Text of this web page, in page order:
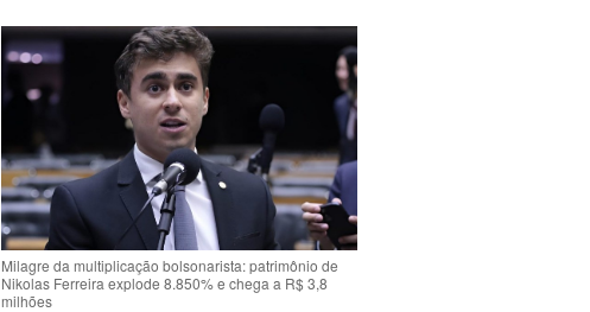
Milagre da multiplicação bolsonarista: patrimônio de
Nikolas Ferreira explode 8.850% e chega a R$ 3,8
milhões